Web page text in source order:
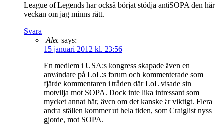
League of Legends har också börjat stödja antiSOPA den här
veckan om jag minns rätt.
Svara
Alec says:
15 januari 2012 kl. 23:56
En medlem i USA:s kongress skapade även en
användare på LoL:s forum och kommenterade som
fjärde kommentaren i tråden där LoL visade sin
motvilja mot SOPA. Dock inte lika intressant som
mycket annat här, även om det kanske är viktigt. Flera
andra ställen kommer ut hela tiden, som Craiglist nyss
gjorde, mot SOPA.